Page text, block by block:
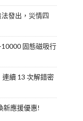
發出，災情四
固態磁吸行
續 13 次解錯密
新應援優惠!